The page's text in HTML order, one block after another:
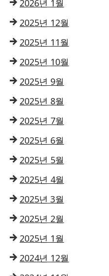
2026년 1월
2025년 12월
2025년 11월
2025년 10월
2025년 9월
2025년 8월
2025년 7월
2025년 6월
2025년 5월
2025년 4월
2025년 3월
2025년 2월
2025년 1월
2024년 12월